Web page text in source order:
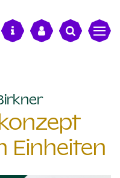
:
Einheiten